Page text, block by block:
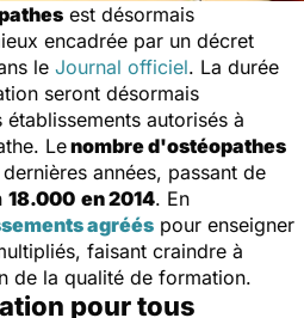
est désormais
encadrée par un décret
le Journal officiel. La durée
seront désormais
établissements autorisés à
Lenombre d'ostéopathes
années, passant de
18.000 en 2014. En
agréés pour enseigner
faisant craindre à
de la qualité de formation.
pour tous